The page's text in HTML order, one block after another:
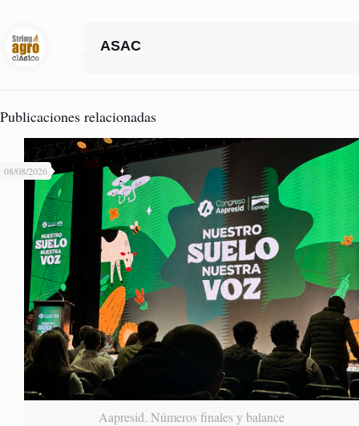
ASAC
Publicaciones relacionadas
Aapresid. Números finales y balance
08/08/2026